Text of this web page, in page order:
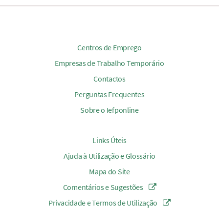
Centros de Emprego
Empresas de Trabalho Temporário
Contactos
Perguntas Frequentes
Sobre o Iefponline
Links Úteis
Ajuda à Utilização e Glossário
Mapa do Site
Comentários e Sugestões
Privacidade e Termos de Utilização